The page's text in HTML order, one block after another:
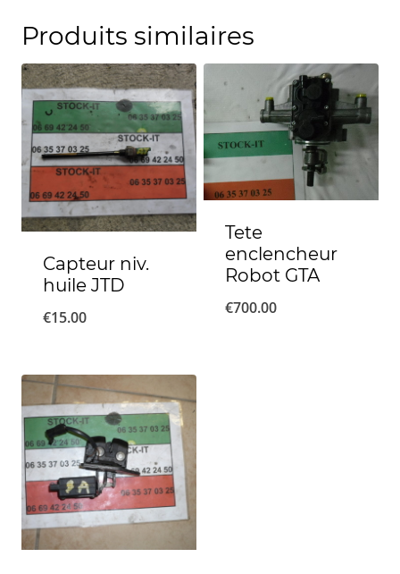
Produits similaires
Capteur niv.
huile JTD
€15.00
Tete
enclencheur
Robot GTA
€700.00